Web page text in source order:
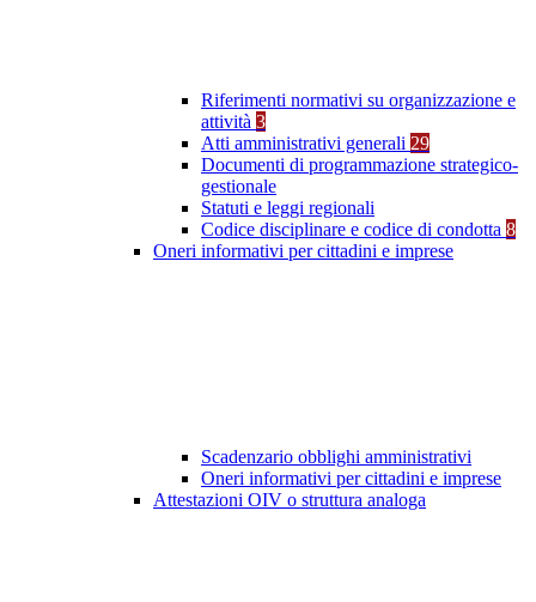
Riferimenti normativi su organizzazione e
attività 3
Atti amministrativi generali 29
Documenti di programmazione strategico-
gestionale
Statuti e leggi regionali
Codice disciplinare e codice di condotta 8
Oneri informativi per cittadini e imprese
Scadenzario obblighi amministrativi
Oneri informativi per cittadini e imprese
Attestazioni OIV o struttura analoga